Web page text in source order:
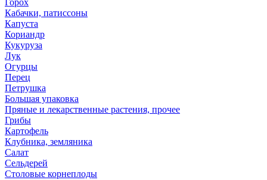
Горох
Кабачки, патиссоны
Капуста
Кориандр
Кукуруза
Лук
Огурцы
Перец
Петрушка
Большая упаковка
Пряные и лекарственные растения, прочее
Грибы
Картофель
Клубника, земляника
Салат
Сельдерей
Столовые корнеплоды